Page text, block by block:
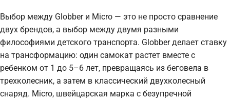
Выбор между Globber и Micro — это не просто сравнение
двух брендов, а выбор между двумя разными
философиями детского транспорта. Globber делает ставку
на трансформацию: один самокат растет вместе с
ребенком от 1 до 5–6 лет, превращаясь из беговела в
трехколесник, а затем в классический двухколесный
снаряд. Micro, швейцарская марка с безупречной